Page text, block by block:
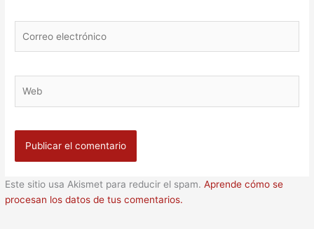
electrónico
Este sitio usa Akismet para reducir el spam.Aprende cómo se
procesan los datos de tus comentarios.